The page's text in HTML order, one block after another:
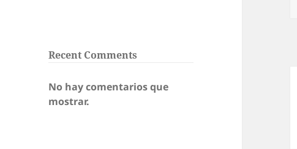
Recent Comments
No hay comentarios que
mostrar.